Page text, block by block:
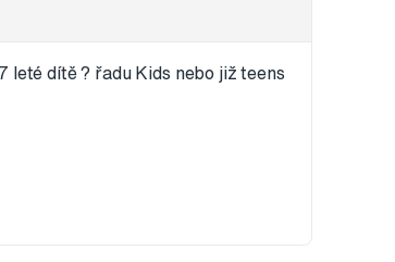
dítě ? řadu Kids nebo již teens